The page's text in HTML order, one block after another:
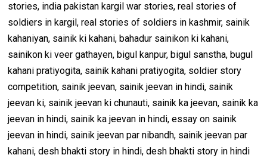
stories, india pakistan kargil war stories, real stories of
soldiers in kargil, real stories of soldiers in kashmir, sainik
kahaniyan, sainik ki kahani, bahadur sainikon ki kahani,
sainikon ki veer gathayen, bigul kanpur, bigul sanstha, bugul
kahani pratiyogita, sainik kahani pratiyogita, soldier story
competition, sainik jeevan, sainik jeevan in hindi, sainik
jeevan ki, sainik jeevan ki chunauti, sainik ka jeevan, sainik ka
jeevan in hindi, sainik ka jeevan in hindi, essay on sainik
jeevan in hindi, sainik jeevan par nibandh, sainik jeevan par
kahani, desh bhakti story in hindi, desh bhakti story in hindi